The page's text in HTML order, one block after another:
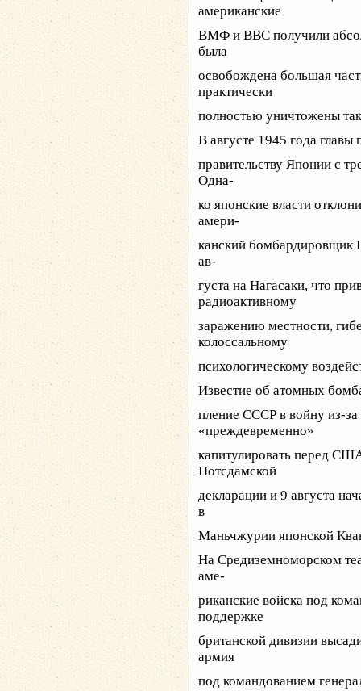
американские
ВМФ и ВВС получили
была
освобождена большая
практически
полностью уничтожены
В августе 1945 года главы
правительству Японии с
Одна-
ко японские власти
амери-
канский бомбардировщик
ав-
густа на Нагасаки, что
радиоактивному
заражению местности,
колоссальному
психологическому
Известие об атомных
пление СССР в войну из-
«преждевременно»
капитулировать перед
Потсдамской
декларации и 9 августа
в
Маньчжурии японской
На Средиземноморском
аме-
риканские войска под
поддержке
британской дивизии
армия
под командованием